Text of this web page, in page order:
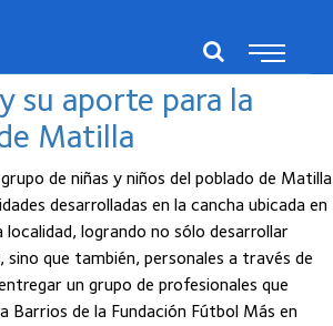
2023
su aporte para la
Matilla
de niñas y niños del poblado de Matilla
desarrolladas en la cancha ubicada en
localidad, logrando no sólo desarrollar
sino que también, personales a través de
un grupo de profesionales que
Barrios de la Fundación Fútbol Más en